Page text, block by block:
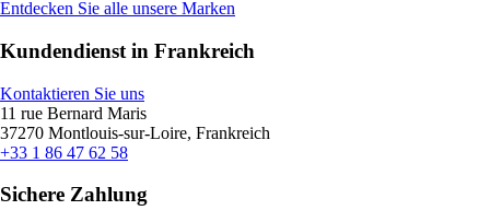
Entdecken Sie alle unsere Marken
Kundendienst in Frankreich
Kontaktieren Sie uns
11 rue Bernard Maris
37270 Montlouis-sur-Loire, Frankreich
+33 1 86 47 62 58
Sichere Zahlung